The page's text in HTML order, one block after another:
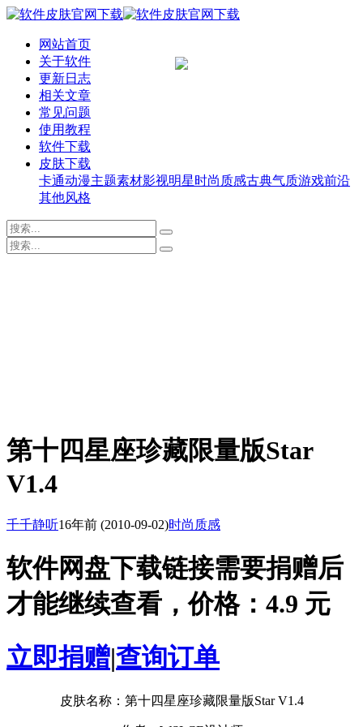
网站首页
关于软件
更新日志
相关文章
常见问题
使用教程
软件下载
皮肤下载
卡通动漫主题素材影视明星时尚质感古典气质游戏前沿
其他风格
第十四星座珍藏限量版Star
V1.4
千千静听16年前 (2010-09-02)时尚质感
软件网盘下载链接需要捐赠后
才能继续查看，价格：4.9 元
立即捐赠|查询订单
皮肤名称：第十四星座珍藏限量版Star V1.4